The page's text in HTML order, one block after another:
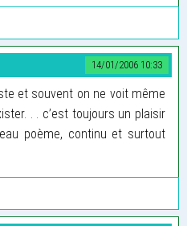
14/01/2006 10:33
et souvent on ne voit même
. . c’est toujours un plaisir
poème, continu et surtout